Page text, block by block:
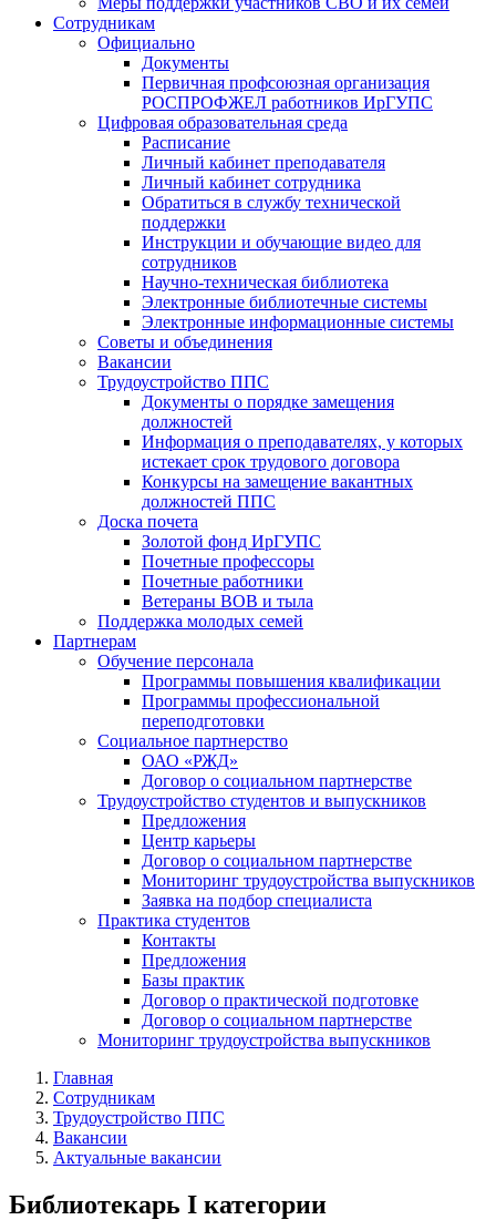
Сотрудникам
Официально
Документы
Первичная профсоюзная организация
РОСПРОФЖЕЛ работников ИрГУПС
Цифровая образовательная среда
Расписание
Личный кабинет преподавателя
Личный кабинет сотрудника
Обратиться в службу технической
поддержки
Инструкции и обучающие видео для
сотрудников
Научно-техническая библиотека
Электронные библиотечные системы
Электронные информационные системы
Советы и объединения
Вакансии
Трудоустройство ППС
Документы о порядке замещения
должностей
Информация о преподавателях, у которых
истекает срок трудового договора
Конкурсы на замещение вакантных
должностей ППС
Доска почета
Золотой фонд ИрГУПС
Почетные профессоры
Почетные работники
Ветераны ВОВ и тыла
Поддержка молодых семей
Партнерам
Обучение персонала
Программы повышения квалификации
Программы профессиональной
переподготовки
Социальное партнерство
ОАО «РЖД»
Договор о социальном партнерстве
Трудоустройство студентов и выпускников
Предложения
Центр карьеры
Договор о социальном партнерстве
Мониторинг трудоустройства выпускников
Заявка на подбор специалиста
Практика студентов
Контакты
Предложения
Базы практик
Договор о практической подготовке
Договор о социальном партнерстве
Мониторинг трудоустройства выпускников
Главная
Сотрудникам
Трудоустройство ППС
Вакансии
Актуальные вакансии
Библиотекарь I категории